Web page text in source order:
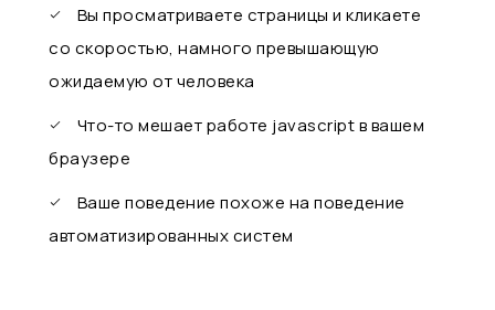
Вы просматриваете страницы и кликаете
со скоростью, намного превышающую
ожидаемую от человека
Что-то мешает работе javascript в вашем
браузере
Ваше поведение похоже на поведение
автоматизированных систем